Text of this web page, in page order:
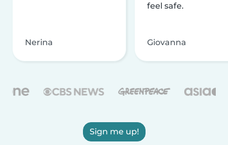
Nerina
feel safe.
Giovanna
Sign me up!